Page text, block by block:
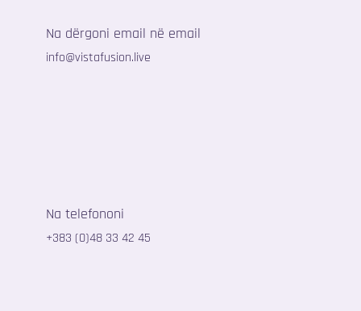
Na dërgoni email në email
info@vistafusion.live
Na telefononi
+383 (0)48 33 42 45